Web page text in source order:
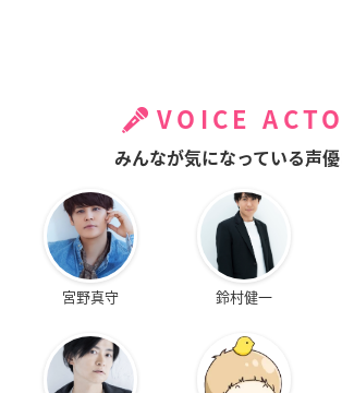
VOICE
みんなが気になっている声
宮野真守 鈴村健一